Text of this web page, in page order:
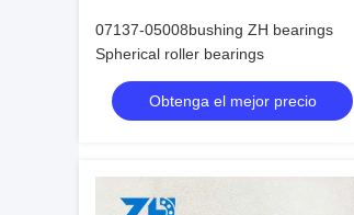
07137-05008bushing ZH bearings
Spherical roller bearings
Obtenga el mejor precio